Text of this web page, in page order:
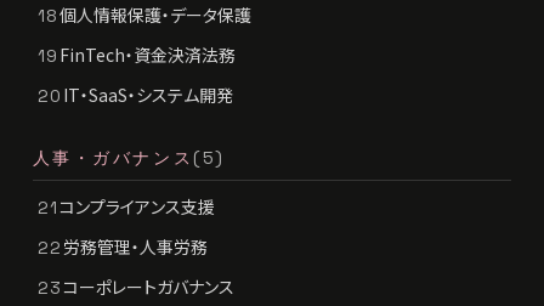
18個人情報保護・データ保護
19 FinTech・資金決済法務
20 IT・SaaS・システム開発
人事・ガバナンス (5)
21コンプライアンス支援
22 労務管理・人事労務
23コーポレートガバナンス